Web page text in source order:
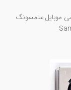
گوشی موبایل سامسونگ